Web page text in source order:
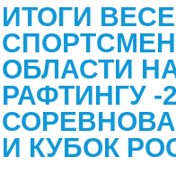
ИТОГИ
ОБЛАСТИ
РАФТИНГУ
И КУБОК